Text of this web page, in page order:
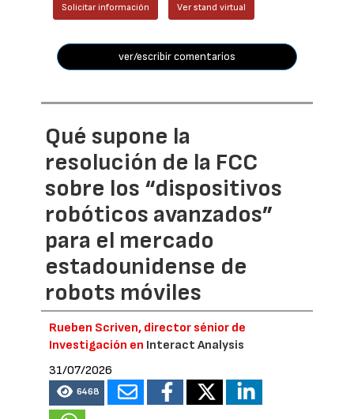
Solicitar información Ver stand virtual
ver/escribir comentarios
Qué supone la
resolución de la FCC
sobre los “dispositivos
robóticos avanzados”
para el mercado
estadounidense de
robots móviles
Rueben Scriven, director sénior de
Investigación en Interact Analysis
31/07/2026
6468